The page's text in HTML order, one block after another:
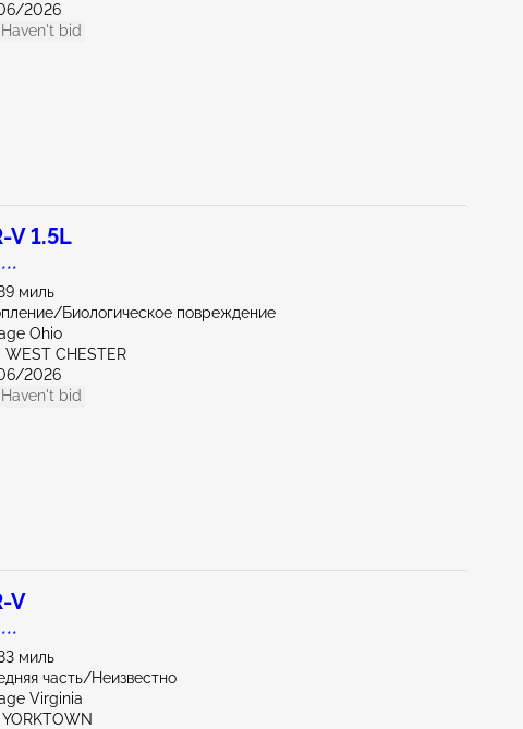
2026
bid
V 1.5L
миль
Биологическое повреждение
Ohio
WEST CHESTER
2026
bid
V
миль
часть/Неизвестно
Virginia